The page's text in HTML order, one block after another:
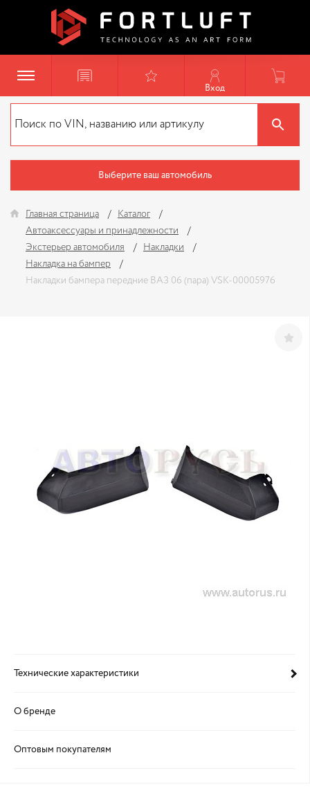
Вход
Выберите ваш автомобиль
Главная страница
Каталог
Автоаксессуары и принадлежности
Экстерьер автомобиля
Накладки
Накладка на бампер
Накладки бампера передние ВАЗ 06 (пара) VSK-00005976
Технические характеристики
О бренде
Оптовым покупателям